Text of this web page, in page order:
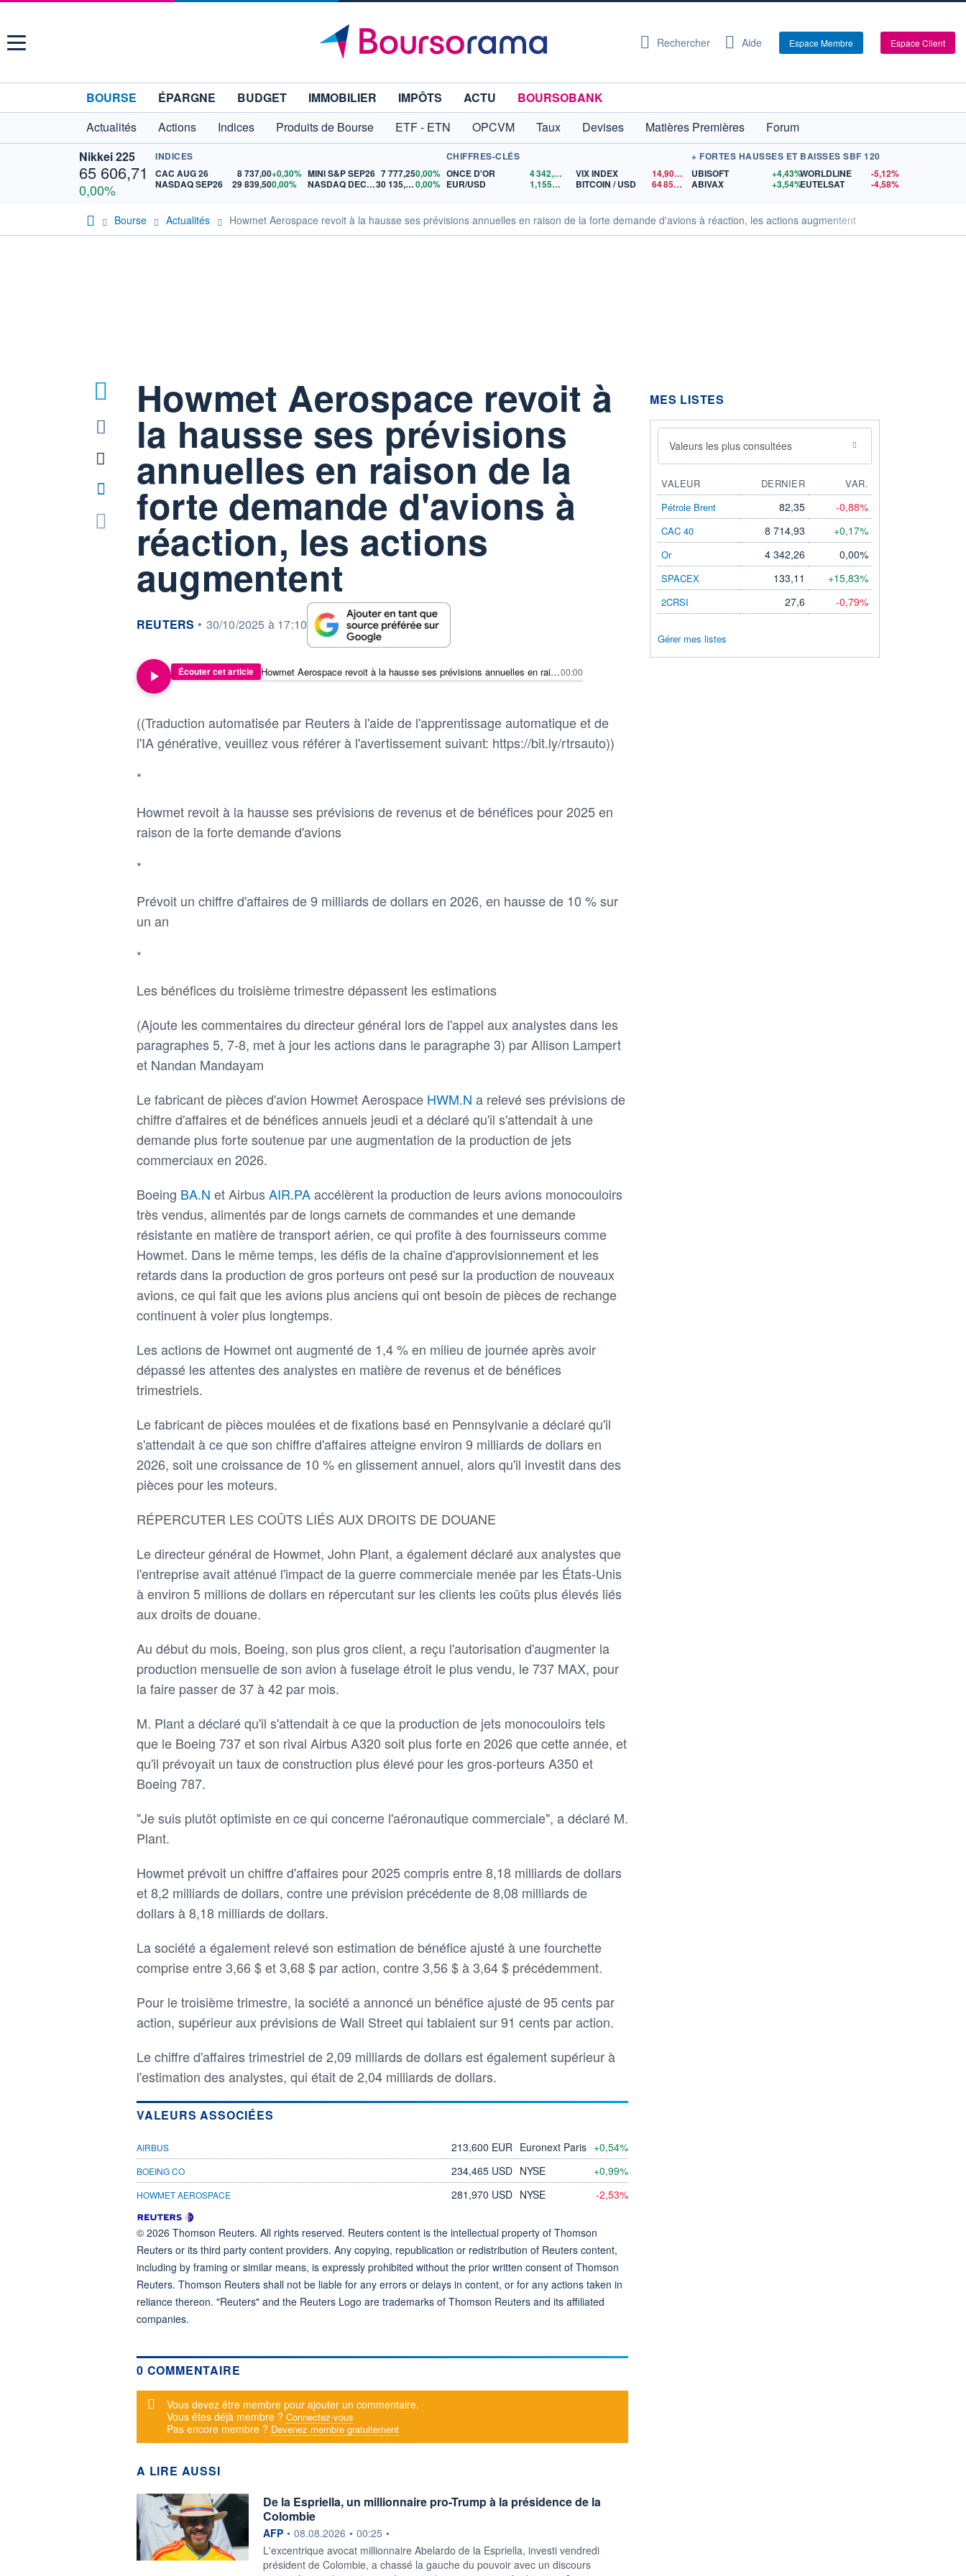
Menu Rechercher Aide Espace Membre Espace Client
BOURSE ÉPARGNE BUDGET IMMOBILIER IMPÔTS ACTU
BOURSOBANK
Actualités
Actions Indices Produits de Bourse ETF - ETN OPCVM Taux Devises Matières Premières
Forum
Nikkei 225
65 606,71
0,00%
INDICES
CAC AUG 26
8 737,00+0,30%
NASDAQ SEP26
29 839,500,00%
MINI S&P SEP26 7 777,250,00%
NASDAQ DEC26
30 135,000,00%
CHIFFRES-CLÉS
ONCE D'OR
4 342,26
$US
EUR/USD
1,1559$US
VIX INDEX 14,90
$US
BITCOIN / USD
64 856,22 $US
+ FORTES HAUSSES ET BAISSES SBF 120
UBISOFT
+4,43%
ABIVAX
+3,54%
WORLDLINE
-5,12%
EUTELSAT
-4,58%
Bourse Actualités Howmet Aerospace revoit à la hausse ses prévisions annuelles en raison de la forte demande d'avions à réaction, les actions augmentent
Howmet Aerospace revoit à
la hausse ses prévisions
annuelles en raison de la
forte demande d'avions à
réaction, les actions
augmentent
information fournie par
REUTERS • 30/10/2025 à 17:10
Écouter cet article Howmet Aerospace revoit à la hausse ses prévisions annuelles en raison de la forte demande d'avions à réaction, les actions augmentent00:00
((Traduction automatisée par Reuters à l'aide de l'apprentissage automatique et de
l'IA générative, veuillez vous référer à l'avertissement suivant: https://bit.ly/rtrsauto))
*
Howmet revoit à la hausse ses prévisions de revenus et de bénéfices pour 2025 en
raison de la forte demande d'avions
*
Prévoit un chiffre d'affaires de 9 milliards de dollars en 2026, en hausse de 10 % sur
un an
*
Les bénéfices du troisième trimestre dépassent les estimations
(Ajoute les commentaires du directeur général lors de l'appel aux analystes dans les
paragraphes 5, 7-8, met à jour les actions dans le paragraphe 3) par Allison Lampert
et Nandan Mandayam
Le fabricant de pièces d'avion Howmet Aerospace HWM.N a relevé ses prévisions de
chiffre d'affaires et de bénéfices annuels jeudi et a déclaré qu'il s'attendait à une
demande plus forte soutenue par une augmentation de la production de jets
commerciaux en 2026.
Boeing BA.N et AirbusAIR.PAaccélèrent la production de leurs avions monocouloirs
très vendus, alimentés par de longs carnets de commandes et une demande
résistante en matière de transport aérien, ce qui profite à des fournisseurs comme
Howmet. Dans le même temps, les défis de la chaîne d'approvisionnement et les
retards dans la production de gros porteurs ont pesé sur la production de nouveaux
avions, ce qui fait que les avions plus anciens qui ont besoin de pièces de rechange
continuent à voler plus longtemps.
Les actions de Howmet ont augmenté de 1,4 % en milieu de journée après avoir
dépassé les attentes des analystes en matière de revenus et de bénéfices
trimestriels.
Le fabricant de pièces moulées et de fixations basé en Pennsylvanie a déclaré qu'il
s'attendait à ce que son chiffre d'affaires atteigne environ 9 milliards de dollars en
2026, soit une croissance de 10 % en glissement annuel, alors qu'il investit dans des
pièces pour les moteurs.
RÉPERCUTER LES COÛTS LIÉS AUX DROITS DE DOUANE
Le directeur général de Howmet, John Plant, a également déclaré aux analystes que
l'entreprise avait atténué l'impact de la guerre commerciale menée par les États-Unis
à environ 5 millions de dollars en répercutant sur les clients les coûts plus élevés liés
aux droits de douane.
Au début du mois, Boeing, son plus gros client, a reçu l'autorisation d'augmenter la
production mensuelle de son avion à fuselage étroit le plus vendu, le 737 MAX, pour
la faire passer de 37 à 42 par mois.
M. Plant a déclaré qu'il s'attendait à ce que la production de jets monocouloirs tels
que le Boeing 737 et son rival Airbus A320 soit plus forte en 2026 que cette année, et
qu'il prévoyait un taux de construction plus élevé pour les gros-porteurs A350 et
Boeing 787.
"Je suis plutôt optimiste en ce qui concerne l'aéronautique commerciale", a déclaré M.
Plant.
Howmet prévoit un chiffre d'affaires pour 2025 compris entre 8,18 milliards de dollars
et 8,2 milliards de dollars, contre une prévision précédente de 8,08 milliards de
dollars à 8,18 milliards de dollars.
La société a également relevé son estimation de bénéfice ajusté à une fourchette
comprise entre 3,66 $ et 3,68 $ par action, contre 3,56 $ à 3,64 $ précédemment.
Pour le troisième trimestre, la société a annoncé un bénéfice ajusté de 95 cents par
action, supérieur aux prévisions de Wall Street qui tablaient sur 91 cents par action.
Le chiffre d'affaires trimestriel de 2,09 milliards de dollars est également supérieur à
l'estimation des analystes, qui était de 2,04 milliards de dollars.
VALEURS ASSOCIÉES
AIRBUS 213,600 EUR Euronext Paris +0,54%
BOEING CO 234,465 USD NYSE +0,99%
HOWMET AEROSPACE 281,970 USD NYSE -2,53%
© 2026 Thomson Reuters. All rights reserved. Reuters content is the intellectual property of Thomson
Reuters or its third party content providers. Any copying, republication or redistribution of Reuters content,
including by framing or similar means, is expressly prohibited without the prior written consent of Thomson
Reuters. Thomson Reuters shall not be liable for any errors or delays in content, or for any actions taken in
reliance thereon. "Reuters" and the Reuters Logo are trademarks of Thomson Reuters and its affiliated
companies.
0 COMMENTAIRE
Message d'alerte
Vous devez être membre pour ajouter un commentaire.
Vous êtes déjà membre ? Connectez-vous
Pas encore membre ? Devenez membre gratuitement
A LIRE AUSSI
De la Espriella, un millionnaire pro-Trump à la présidence de la
Colombie
information fournie par
AFP • 08.08.2026 • 00:25 •
L'excentrique avocat millionnaire Abelardo de la Espriella, investi vendredi
président de Colombie, a chassé la gauche du pouvoir avec un discours
MES LISTES
Valeurs les plus consultées
VALEUR DERNIER
VAR.
Pétrole Brent
82,35 -0,88%
CAC 40 8 714,93 +0,17%
Or 4 342,26 0,00%
SPACEX 133,11 +15,83%
2CRSI 27,6 -0,79%
Gérer mes listes